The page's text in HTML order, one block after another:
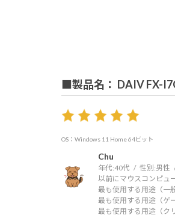
■製品名： DAIV FX-
OS：Windows 11 Home 64ビット
Chu
年代:40代 性別:男性
以前にマウスコンピュ
最も使用する用途（一
最も使用する用途（ゲ
最も使用する用途（ク